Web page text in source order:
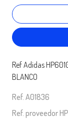
Ref Adidas
BLANCO
Ref. A01836
Ref. proveedor